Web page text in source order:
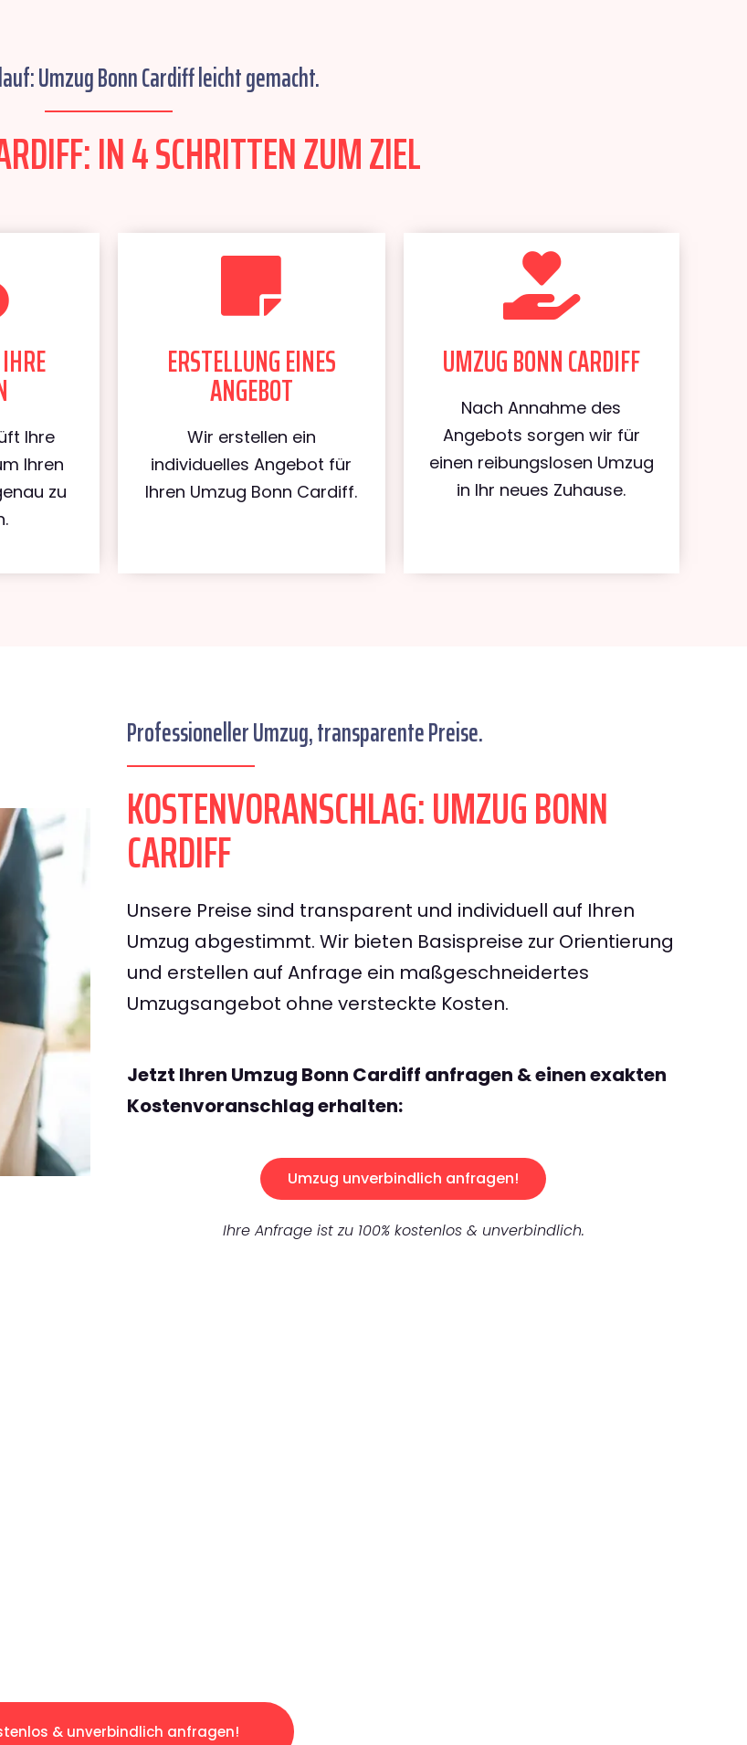
Umzug Bonn Cardiff leicht gemacht.
IN 4 SCHRITTEN ZUM ZIEL
Ihre
Ihren
zu
ERSTELLUNG EINES
ANGEBOT
Wir erstellen ein
individuelles Angebot für
Ihren Umzug Bonn Cardiff.
UMZUG BONN CARDIFF
Nach Annahme des
Angebots sorgen wir für
einen reibungslosen Umzug
in Ihr neues Zuhause.
Professioneller Umzug, transparente Preise.
KOSTENVORANSCHLAG: UMZUG BONN
CARDIFF
Unsere Preise sind transparent und individuell auf Ihren
Umzug abgestimmt. Wir bieten Basispreise zur Orientierung
und erstellen auf Anfrage ein maßgeschneidertes
Umzugsangebot ohne versteckte Kosten.
Jetzt Ihren Umzug Bonn Cardiff anfragen & einen exakten
Kostenvoranschlag erhalten:
Umzug unverbindlich anfragen!
Ihre Anfrage ist zu 100% kostenlos & unverbindlich.
& unverbindlich anfragen!